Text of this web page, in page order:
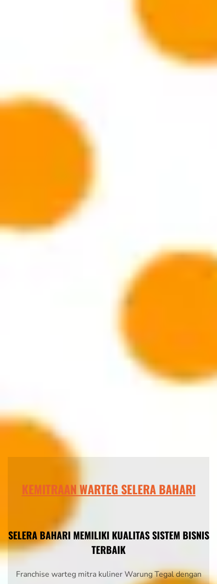
KEMITRAAN WARTEG SELERA BAHARI
SELERA BAHARI MEMILIKI KUALITAS SISTEM BISNIS
TERBAIK
Franchise warteg mitra kuliner Warung Tegal dengan